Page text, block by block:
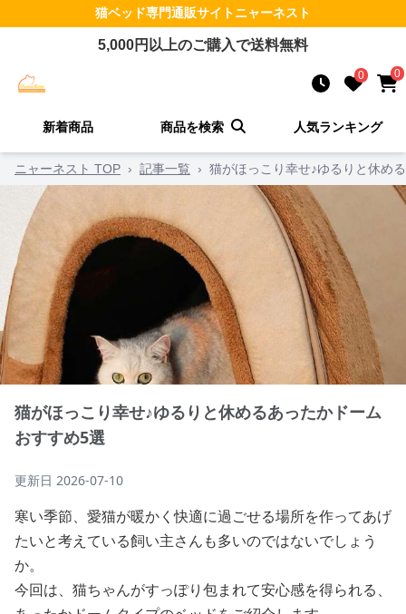
猫ベッド専門通販サイトニャーネスト
5,000円以上のご購入で送料無料
0 0
新着商品 商品を検索 人気ランキング
ニャーネスト TOP › 記事一覧 › 猫がほっこり幸せ♪ゆるりと休め
猫がほっこり幸せ♪ゆるりと休めるあったかドーム
おすすめ5選
更新日 2026-07-10
寒い季節、愛猫が暖かく快適に過ごせる場所を作ってあげ
たいと考えている飼い主さんも多いのではないでしょう
か。
今回は、猫ちゃんがすっぽり包まれて安心感を得られる、